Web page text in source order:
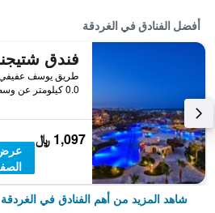
أفضل الفنادق في الغردقة
0.0 كيلومتر عن وسط المدينة
1,097 ﷼
شاهد المزيد من أهم الفنادق في الغردقة